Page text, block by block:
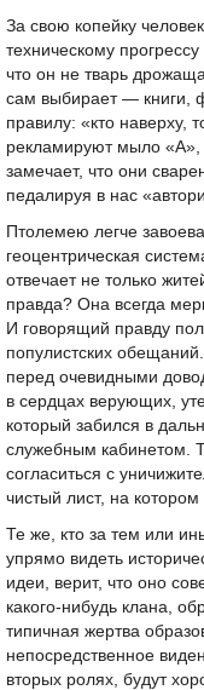
За свою копейку
техническому
что он не тварь
сам выбирает — книги,
правилу: «кто наверху,
рекламируют мыло
замечает, что они
педалируя в нас
Птолемею легче
геоцентрическая
отвечает не только
правда? Она всегда
И говорящий правду
популистских
перед очевидными
в сердцах верующих,
который забился в
служебным кабинетом.
согласиться с
чистый лист, на
Те же, кто за тем или
упрямо видеть
идеи, верит, что оно
какого-нибудь клана,
типичная жертва
непосредственное
вторых ролях, будут